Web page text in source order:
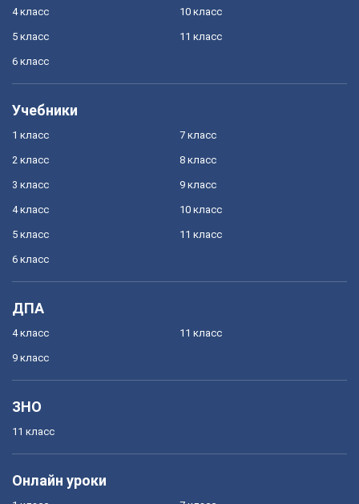
4 класс
5 класс
6 класс
10 класс
11 класс
Учебники
1 класс
2 класс
3 класс
4 класс
5 класс
6 класс
7 класс
8 класс
9 класс
10 класс
11 класс
ДПА
4 класс
9 класс
11 класс
ЗНО
11 класс
Онлайн уроки